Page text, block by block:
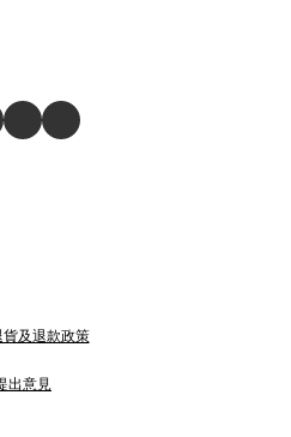
貨及退款政策
出意見